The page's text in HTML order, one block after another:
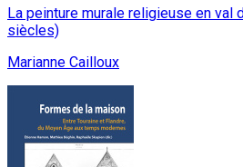
La peinture murale religieuse en val
siècles)
Marianne Cailloux